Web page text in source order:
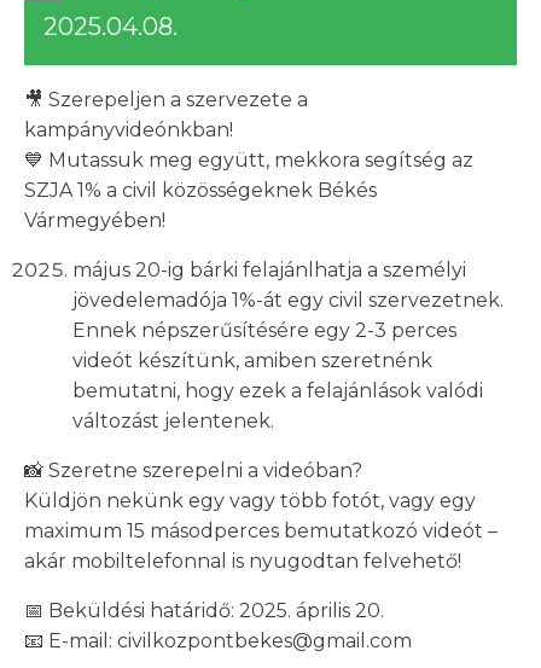
2025.04.08.
🎥 Szerepeljen a szervezete a
kampányvideónkban!
💙 Mutassuk meg együtt, mekkora segítség az
SZJA 1% a civil közösségeknek Békés
Vármegyében!
május 20-ig bárki felajánlhatja a személyi
jövedelemadója 1%-át egy civil szervezetnek.
Ennek népszerűsítésére egy 2-3 perces
videót készítünk, amiben szeretnénk
bemutatni, hogy ezek a felajánlások valódi
változást jelentenek.
📸 Szeretne szerepelni a videóban?
Küldjön nekünk egy vagy több fotót, vagy egy
maximum 15 másodperces bemutatkozó videót –
akár mobiltelefonnal is nyugodtan felvehető!
📅 Beküldési határidő: 2025. április 20.
📧 E-mail: civilkozpontbekes@gmail.com